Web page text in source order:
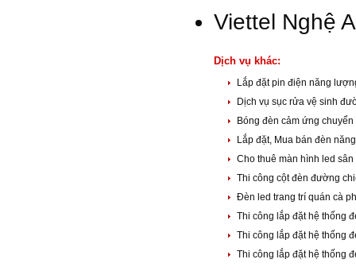
Viettel Nghệ
Dịch vụ khác:
Lắp đặt pin điện năng
Dịch vụ sục rửa vệ sinh
Bóng đèn cảm ứng
Lắp đặt, Mua bán đèn
Cho thuê màn hình led
Thi công cột đèn đường
Đèn led trang trí quán cà
Thi công lắp đặt hệ thống
Thi công lắp đặt hệ thống
Thi công lắp đặt hệ thống